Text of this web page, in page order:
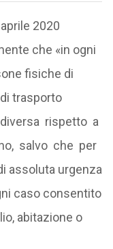
2020
che «in ogni
fisiche di
trasporto
rispetto a
salvo che per
assoluta urgenza
caso consentito
abitazione o